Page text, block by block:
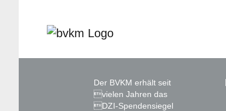
Der BVKM erhält seit
vielen Jahren das
DZI-Spendensiegel